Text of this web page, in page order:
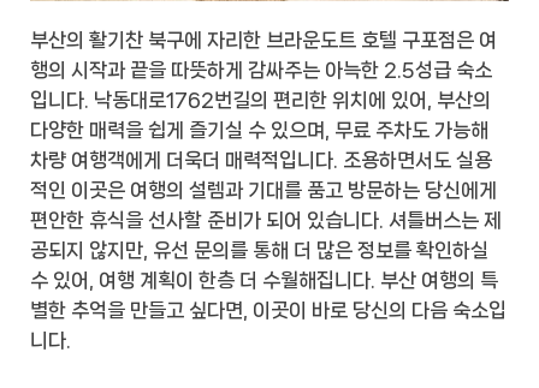
부산의 활기찬 북구에 자리한 브라운도트 호텔 구포점은 여
행의 시작과 끝을 따뜻하게 감싸주는 아늑한 2.5성급 숙소
입니다. 낙동대로1762번길의 편리한 위치에 있어, 부산의
다양한 매력을 쉽게 즐기실 수 있으며, 무료 주차도 가능해
차량 여행객에게 더욱더 매력적입니다. 조용하면서도 실용
적인 이곳은 여행의 설렘과 기대를 품고 방문하는 당신에게
편안한 휴식을 선사할 준비가 되어 있습니다. 셔틀버스는 제
공되지 않지만, 유선 문의를 통해 더 많은 정보를 확인하실
수 있어, 여행 계획이 한층 더 수월해집니다. 부산 여행의 특
별한 추억을 만들고 싶다면, 이곳이 바로 당신의 다음 숙소입
니다.